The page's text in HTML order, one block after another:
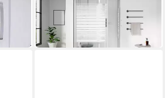
1.249,00 € UVP 1.399,00 €
-11%
in 6-7 Werktagen bei dir